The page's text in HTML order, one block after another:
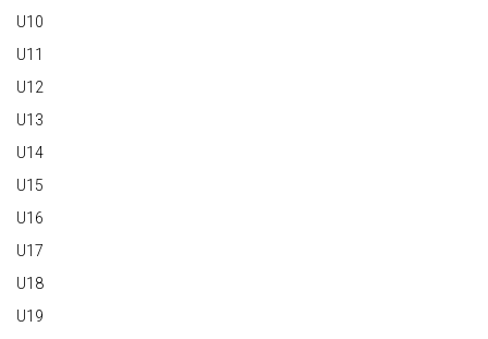
U10
U11
U12
U13
U14
U15
U16
U17
U18
U19